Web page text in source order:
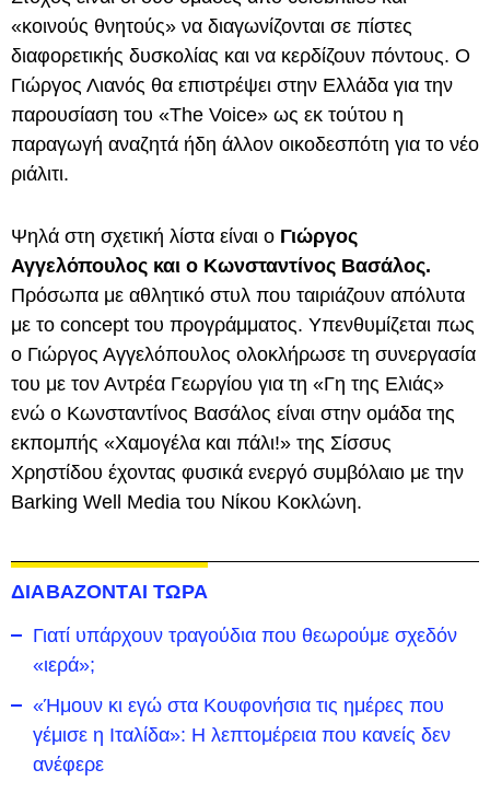
«κοινούς θνητούς» να διαγωνίζονται σε πίστες
διαφορετικής δυσκολίας και να κερδίζουν πόντους. Ο
Γιώργος Λιανός θα επιστρέψει στην Ελλάδα για την
παρουσίαση του «The Voice» ως εκ τούτου η
παραγωγή αναζητά ήδη άλλον οικοδεσπότη για το νέο
ριάλιτι.
Ψηλά στη σχετική λίστα είναι ο Γιώργος
Αγγελόπουλος και ο Κωνσταντίνος Βασάλος.
Πρόσωπα με αθλητικό στυλ που ταιριάζουν απόλυτα
με το concept του προγράμματος. Υπενθυμίζεται πως
ο Γιώργος Αγγελόπουλος ολοκλήρωσε τη συνεργασία
του με τον Αντρέα Γεωργίου για τη «Γη της Ελιάς»
ενώ ο Κωνσταντίνος Βασάλος είναι στην ομάδα της
εκπομπής «Χαμογέλα και πάλι!» της Σίσσυς
Χρηστίδου έχοντας φυσικά ενεργό συμβόλαιο με την
Barking Well Media του Νίκου Κοκλώνη.
ΔΙΑΒΑΖΟΝΤΑΙ ΤΩΡΑ
Γιατί υπάρχουν τραγούδια που θεωρούμε σχεδόν
«ιερά»;
«Ήμουν κι εγώ στα Κουφονήσια τις ημέρες που
γέμισε η Ιταλίδα»: Η λεπτομέρεια που κανείς δεν
ανέφερε